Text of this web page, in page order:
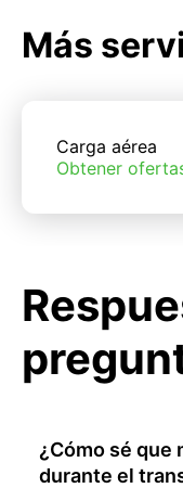
Más
Carga aérea
Obtener
¿Cómo sé que
durante el